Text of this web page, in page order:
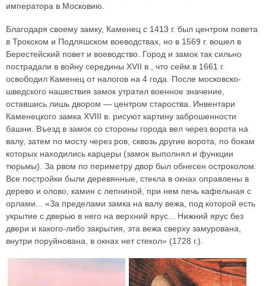
императора в Московию.
Благодаря своему замку, Каменец с 1413 г. был центром повета
в Трокском и Подляшском воеводствах, но в 1569 г. вошел в
Берестейский повет и воеводство. Город и замок так сильно
пострадали в войну середины XVII в., что сейм.в 1661 г.
освободил Каменец от налогов на 4 года. После московско-
шведского нашествия замок утратил военное значение,
оставшись лишь двором — центром староства. Инвентари
Каменецкого замка XVIII в. рисуют картину заброшенности
башни. Въезд в замок со стороны города вел через ворота на
валу, затем по мосту через ров, сквозь другие ворота, по бокам
которых находились карцеры (замок выполнял и функции
тюрьмы). За рвом по периметру двор был обнесен остроколом.
Все постройки были деревянные, стекла в окнах оправлены в
дерево и олово, камин с лепниной, при нем печь кафельная с
орлами... «За пределами замка на валу вежа, под которой есть
укрытие с дверью в него на верхний ярус... Нижний ярус без
двери и какого-либо закрытия, эта вежа сверху замурована,
внутри поруйнована, в окнах нет стекол» (1728 г.).